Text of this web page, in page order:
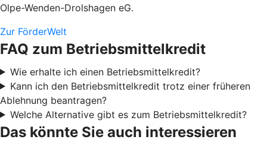
Olpe-Wenden-Drolshagen eG.
Zur FörderWelt
FAQ zum Betriebsmittelkredit
Wie erhalte ich einen Betriebsmittelkredit?
Kann ich den Betriebsmittelkredit trotz einer früheren
Ablehnung beantragen?
Welche Alternative gibt es zum Betriebsmittelkredit?
Das könnte Sie auch interessieren